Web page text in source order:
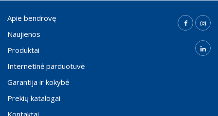
Apie bendrovę
Naujienos
Produktai
Internetinė parduotuvė
Garantija ir kokybė
Prekių katalogai
Kontaktai